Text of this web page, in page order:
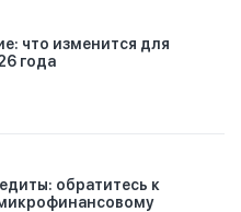
что изменится для
года
обратитесь к